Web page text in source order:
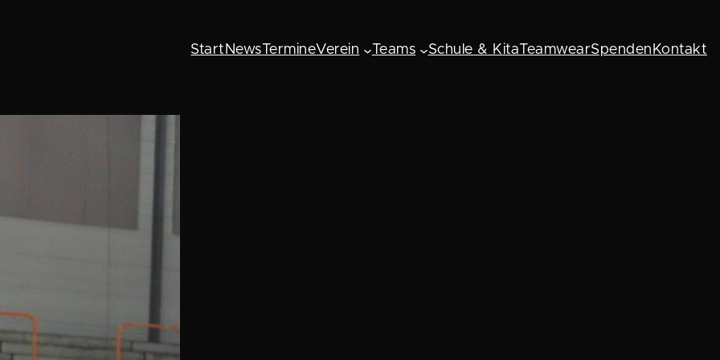
Start NewsTermineVerein Teams Schule & KitaTeamwearSpenden Kontakt